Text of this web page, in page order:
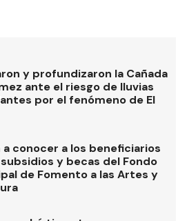
y profundizaron la Cañada
ante el riesgo de lluvias
por el fenómeno de El
a conocer a los beneficiarios
y becas del Fondo
de Fomento a las Artes y